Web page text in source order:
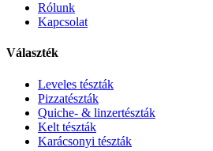
Rólunk
Kapcsolat
Választék
Leveles tészták
Pizzatészták
Quiche- & linzertészták
Kelt tészták
Karácsonyi tészták